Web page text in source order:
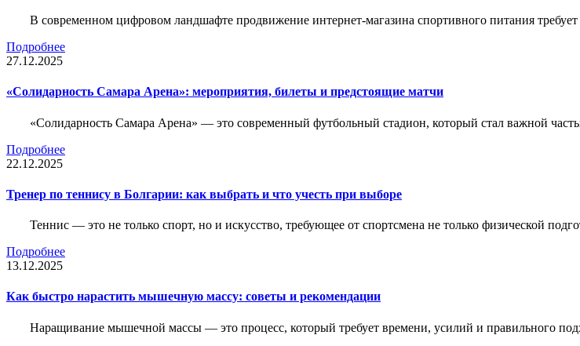
В современном цифровом ландшафте продвижение интернет-магазина спортивного питания
Подробнее
27.12.2025
«Солидарность Самара Арена»: мероприятия, билеты и предстоящие матчи
«Солидарность Самара Арена» — это современный футбольный стадион, который стал важной
Подробнее
22.12.2025
Тренер по теннису в Болгарии: как выбрать и что учесть при выборе
Теннис — это не только спорт, но и искусство, требующее от спортсмена не только физической
Подробнее
13.12.2025
Как быстро нарастить мышечную массу: советы и рекомендации
Наращивание мышечной массы — это процесс, который требует времени, усилий и правильного